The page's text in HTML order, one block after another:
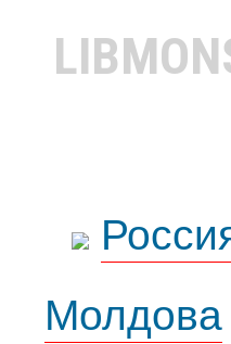
Молдова